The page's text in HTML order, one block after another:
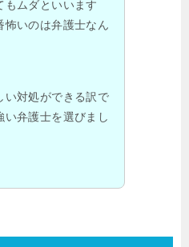
もムダといいます
怖いのは弁護士なん
い対処ができる訳で
い弁護士を選びまし